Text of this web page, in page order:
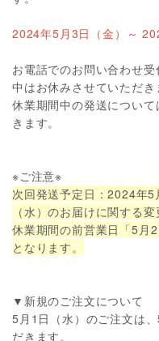
2024年5月3日（金）～
お電話でのお問い合わせ
中はお休みさせていただき
休業期間中の発送につい
きます。
※ご注意※
次回発送予定日：2024年
（水）のお届けに関する変
休業期間の前営業日「5月
となります。
▼新規のご注文について
5月1日（水）のご注文は
だきます。